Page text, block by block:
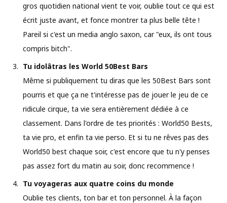
gros quotidien national vient te voir, oublie tout ce qui est
écrit juste avant, et fonce montrer ta plus belle tête !
Pareil si c'est un media anglo saxon, car "eux, ils ont tous
compris bitch".
Tu idolâtras les World 50Best Bars
Même si publiquement tu diras que les 50Best Bars sont
pourris et que ça ne t'intéresse pas de jouer le jeu de ce
ridicule cirque, ta vie sera entièrement dédiée à ce
classement. Dans l'ordre de tes priorités : World50 Bests,
ta vie pro, et enfin ta vie perso. Et si tu ne rêves pas des
World50 best chaque soir, c'est encore que tu n'y penses
pas assez fort du matin au soir, donc recommence !
Tu voyageras aux quatre coins du monde
Oublie tes clients, ton bar et ton personnel. À la façon